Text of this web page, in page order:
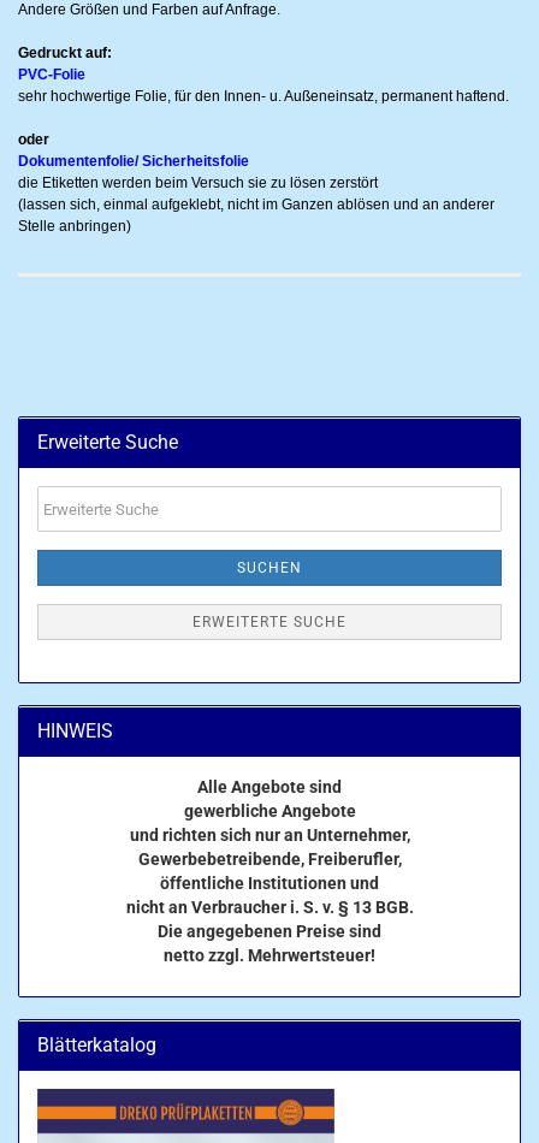
Andere Größen und Farben auf Anfrage.
Gedruckt auf:
PVC-Folie
sehr hochwertige Folie, für den Innen- u. Außeneinsatz, permanent haftend.
oder
Dokumentenfolie/ Sicherheitsfolie
die Etiketten werden beim Versuch sie zu lösen zerstört
(lassen sich, einmal aufgeklebt, nicht im Ganzen ablösen und an anderer
Stelle anbringen)
Erweiterte Suche
Suche
SUCHEN
ERWEITERTE SUCHE
HINWEIS
Alle Angebote sind
gewerbliche Angebote
und richten sich nur an Unternehmer,
Gewerbebetreibende, Freiberufler,
öffentliche Institutionen und
nicht an Verbraucher i. S. v. § 13 BGB.
Die angegebenen Preise sind
netto zzgl. Mehrwertsteuer!
Blätterkatalog